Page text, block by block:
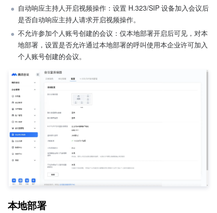
自动响应主持人开启视频操作：设置 H.323/SIP 设备加入会议后
是否自动响应主持人请求开启视频操作。
不允许参加个人账号创建的会议：仅本地部署开启后可见，对本
地部署，设置是否允许通过本地部署的呼叫使用本企业许可加入
个人账号创建的会议。
本地部署